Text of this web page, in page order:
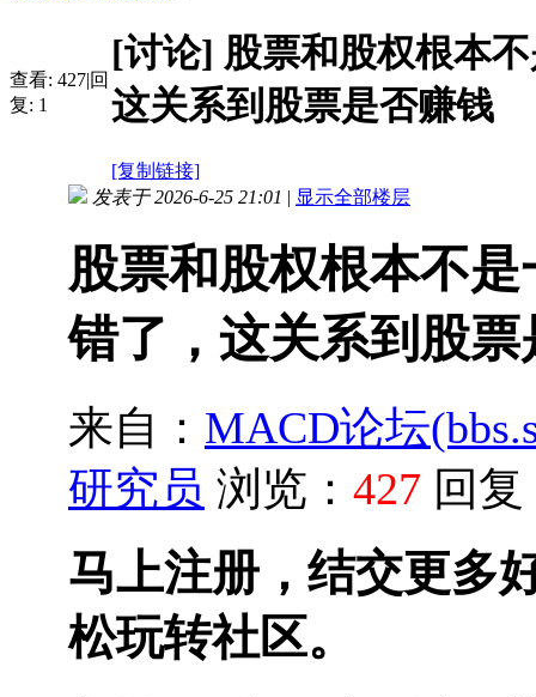
查看: 427|回
复: 1
[讨论] 股票和股权根本
这关系到股票是否赚钱
[复制链接]
发表于 2026-6-25 21:01 | 显示全部楼层
股票和股权根本不
错了，这关系到股票
来自： MACD论坛
研究员 浏览： 427 回
马上注册，结交更多
松玩转社区。